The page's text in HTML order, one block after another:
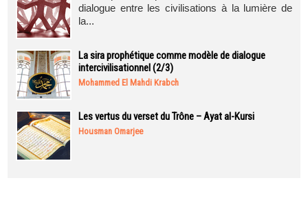
dialogue entre les civilisations à la lumière de
la...
La sira prophétique comme modèle de dialogue
intercivilisationnel (2/3)
Mohammed El Mahdi Krabch
Les vertus du verset du Trône – Ayat al-Kursi
Housman Omarjee